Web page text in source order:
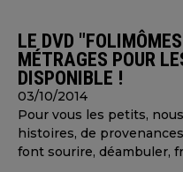
LE DVD
MÉTRAGES POUR
DISPONIBLE !
03/10/2014
Pour vous les petits,
histoires, de
font sourire, déambuler,